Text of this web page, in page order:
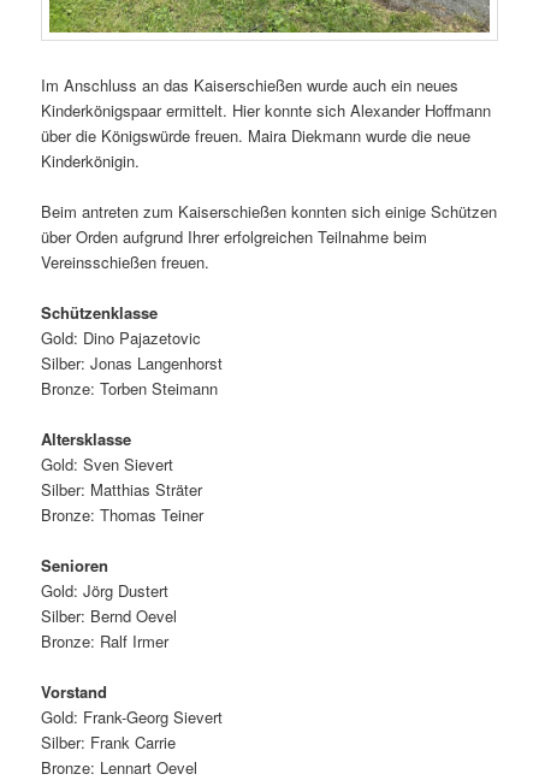
Im Anschluss an das Kaiserschießen wurde auch ein neues
Kinderkönigspaar ermittelt. Hier konnte sich Alexander Hoffmann
über die Königswürde freuen. Maira Diekmann wurde die neue
Kinderkönigin.
Beim antreten zum Kaiserschießen konnten sich einige Schützen
über Orden aufgrund Ihrer erfolgreichen Teilnahme beim
Vereinsschießen freuen.
Schützenklasse
Gold: Dino Pajazetovic
Silber: Jonas Langenhorst
Bronze: Torben Steimann
Altersklasse
Gold: Sven Sievert
Silber: Matthias Sträter
Bronze: Thomas Teiner
Senioren
Gold: Jörg Dustert
Silber: Bernd Oevel
Bronze: Ralf Irmer
Vorstand
Gold: Frank-Georg Sievert
Silber: Frank Carrie
Bronze: Lennart Oevel